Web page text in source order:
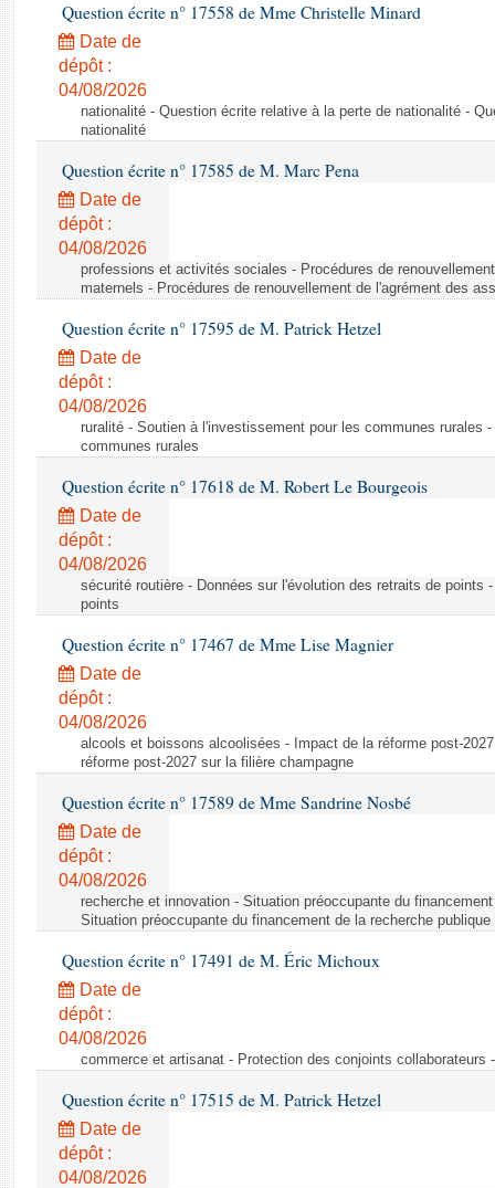
Dossiers législatifs
Budget et sécurité sociale
Questions écrites et orales
Comptes rendus des débats
Question écrite n° 17558 de Mme Christelle Minard
Date de
dépôt :
04/08/2026
nationalité - Question écrite relative à la perte de nationalité -
nationalité
Question écrite n° 17585 de M. Marc Pena
Date de
dépôt :
04/08/2026
professions et activités sociales - Procédures de
maternels - Procédures de renouvellement de l'agrément des
Question écrite n° 17595 de M. Patrick Hetzel
Date de
dépôt :
04/08/2026
ruralité - Soutien à l'investissement pour les communes rurales
communes rurales
Question écrite n° 17618 de M. Robert Le Bourgeois
Date de
dépôt :
04/08/2026
sécurité routière - Données sur l'évolution des retraits de points
points
Question écrite n° 17467 de Mme Lise Magnier
Date de
dépôt :
04/08/2026
alcools et boissons alcoolisées - Impact de la réforme post-
réforme post-2027 sur la filière champagne
Question écrite n° 17589 de Mme Sandrine Nosbé
Date de
dépôt :
04/08/2026
recherche et innovation - Situation préoccupante du
Situation préoccupante du financement de la recherche publique
Question écrite n° 17491 de M. Éric Michoux
Date de
dépôt :
04/08/2026
commerce et artisanat - Protection des conjoints collaborateurs
Question écrite n° 17515 de M. Patrick Hetzel
Date de
dépôt :
04/08/2026